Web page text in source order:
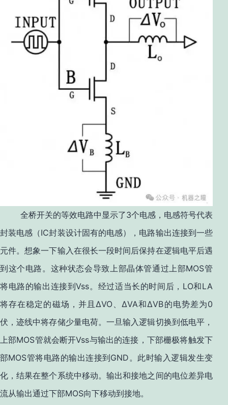
全桥开关的等效电路中显示了3个电感，电感符号代表
封装电感（IC封装设计固有的电感），电路输出连接到一些
元件。想象一下输入在很长一段时间后保持在逻辑电平后遇
到这个电路。这种状态会导致上部晶体管通过上部MOS管
将电路的输出连接到Vss。经过适当长的时间后， LO和LA
将存在稳定的磁场，并且 ΔVO ΔVA和ΔVB的电势差为0
伏，迹线中将存储少量电荷。一旦输入逻辑切换到低电平，
上部MOS管就会断开Vss与输出的连接，下部栅极将触发下
部MOS管将电路的输出连接到 GND 。此时输入逻辑发生变
化，结果在整个系统中移动。输出和接地之间的电位差异电
流从输出通过下部MOS向下移动到接地。